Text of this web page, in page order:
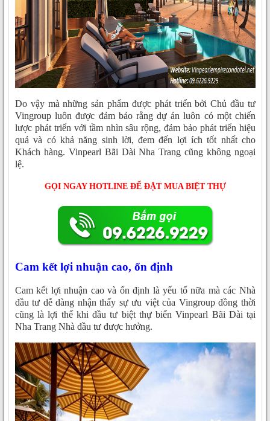
Do vậy mà những sản phẩm được phát triển bởi Chủ đầu tư
Vingroup luôn được đảm bảo rằng dự án luôn có một chiến
lược phát triển với tầm nhìn sâu rộng, đảm bảo phát triển hiệu
quả và có khả năng sinh lời, đem đến lợi ích tốt nhất cho
Khách hàng. Vinpearl Bãi Dài Nha Trang cũng không ngoại
lệ.
GỌI NGAY HOTLINE ĐỂ ĐẶT MUA BIỆT THỰ
Cam kết lợi nhuận cao, ổn định
Cam kết lợi nhuận cao và ổn định là yếu tố nữa mà các Nhà
đầu tư dễ dàng nhận thấy sự ưu việt của Vingroup đồng thời
cũng là lợi thế khi đầu tư biệt thự biển Vinpearl Bãi Dài tại
Nha Trang Nhà đầu tư được hưởng.